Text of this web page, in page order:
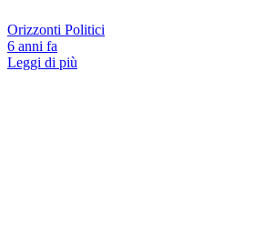
Orizzonti Politici
6 anni fa
Leggi di più